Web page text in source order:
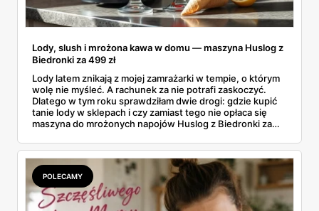
Lody, slush i mrożona kawa w domu — maszyna Huslog z
Biedronki za 499 zł
Lody latem znikają z mojej zamrażarki w tempie, o którym
wolę nie myśleć. A rachunek za nie potrafi zaskoczyć.
Dlatego w tym roku sprawdziłam dwie drogi: gdzie kupić
tanie lody w sklepach i czy zamiast tego nie opłaca się
maszyna do mrożonych napojów Huslog z Biedronki za
kawę w domu, bez wychodzenia po nie do sklepu.
Postanowiłam policzyć, kiedy naprawdę się to zwraca.
POLECAMY